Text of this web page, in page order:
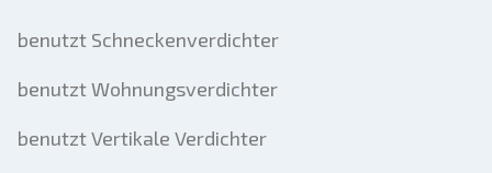
benutzt Schneckenverdichter
benutzt Wohnungsverdichter
benutzt Vertikale Verdichter